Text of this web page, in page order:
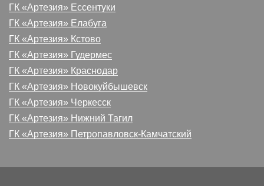
ГК «Артезия» Ессентуки
ГК «Артезия» Елабуга
ГК «Артезия» Кстово
ГК «Артезия» Гудермес
ГК «Артезия» Краснодар
ГК «Артезия» Новокуйбышевск
ГК «Артезия» Черкесск
ГК «Артезия» Нижний Тагил
ГК «Артезия» Петропавловск-Камчатский